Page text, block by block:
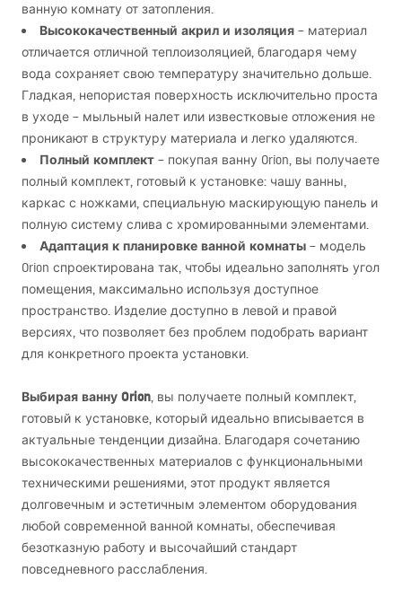
ванную комнату от затопления.
Высококачественный акрил и изоляция – материал
отличается отличной теплоизоляцией, благодаря чему
вода сохраняет свою температуру значительно дольше.
Гладкая, непористая поверхность исключительно проста
в уходе – мыльный налет или известковые отложения не
проникают в структуру материала и легко удаляются.
Полный комплект – покупая ванну Orion, вы получаете
полный комплект, готовый к установке: чашу ванны,
каркас с ножками, специальную маскирующую панель и
полную систему слива с хромированными элементами.
Адаптация к планировке ванной комнаты – модель
Orion спроектирована так, чтобы идеально заполнять угол
помещения, максимально используя доступное
пространство. Изделие доступно в левой и правой
версиях, что позволяет без проблем подобрать вариант
для конкретного проекта установки.
Выбирая ванну Orion, вы получаете полный комплект,
готовый к установке, который идеально вписывается в
актуальные тенденции дизайна. Благодаря сочетанию
высококачественных материалов с функциональными
техническими решениями, этот продукт является
долговечным и эстетичным элементом оборудования
любой современной ванной комнаты, обеспечивая
безотказную работу и высочайший стандарт
повседневного расслабления.